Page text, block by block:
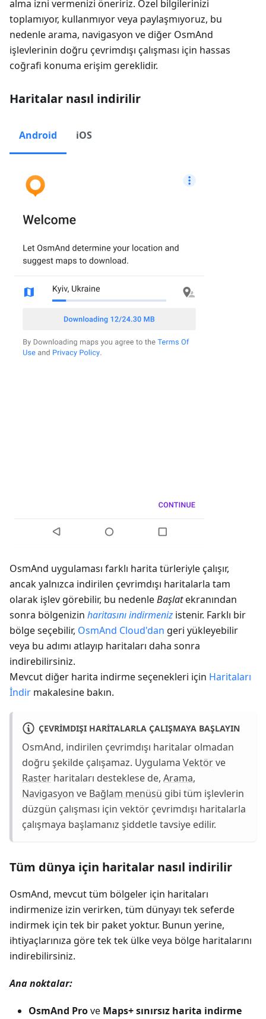
alma izni vermenizi öneririz. Özel bilgilerinizi
toplamıyor, kullanmıyor veya paylaşmıyoruz, bu
nedenle arama, navigasyon ve diğer OsmAnd
işlevlerinin doğru çevrimdışı çalışması için hassas
coğrafi konuma erişim gereklidir.
Haritalar nasıl indirilir
Android iOS
OsmAnd uygulaması farklı harita türleriyle çalışır,
ancak yalnızca indirilen çevrimdışı haritalarla tam
olarak işlev görebilir, bu nedenleBaşlatekranından
sonra bölgenizin haritasını indirmeniz istenir. Farklı bir
bölge seçebilir, OsmAnd Cloud'dan geri yükleyebilir
veya bu adımı atlayıp haritaları daha sonra
indirebilirsiniz.
Mevcut diğer harita indirme seçenekleri için Haritaları
İndir makalesine bakın.
ÇEVRIMDIŞI HARITALARLA ÇALIŞMAYA BAŞLAYIN
OsmAnd, indirilen çevrimdışı haritalar olmadan
doğru şekilde çalışamaz. Uygulama Vektörve
Raster haritaları desteklese de, Arama,
Navigasyon ve Bağlam menüsü gibi tüm işlevlerin
düzgün çalışması için vektör çevrimdışı haritalarla
çalışmaya başlamanız şiddetle tavsiye edilir.
Tüm dünya için haritalar nasıl indirilir
OsmAnd, mevcut tüm bölgeler için haritaları
indirmenize izin verirken, tüm dünyayı tek seferde
indirmek için tek bir paket yoktur. Bunun yerine,
ihtiyaçlarınıza göre tek tek ülke veya bölge haritalarını
indirebilirsiniz.
Ana noktalar:
OsmAnd Prove Maps+sınırsız harita indirme